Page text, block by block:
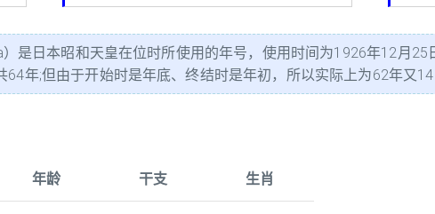
是日本昭和天皇在位时所使用的年号，使用时间为1926年12月
年;但由于开始时是年底、终结时是年初，所以实际上为62年又
年龄 干支 生肖